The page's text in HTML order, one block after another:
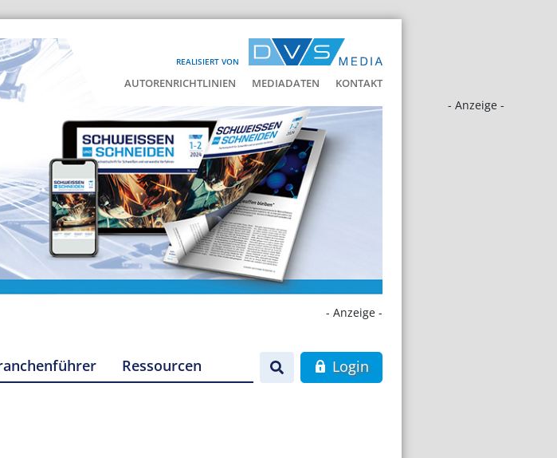
REALISIERT VON
AUTORENRICHTLINIEN MEDIADATEN KONTAKT
- Anzeige -
- Anzeige -
Ressourcen Login